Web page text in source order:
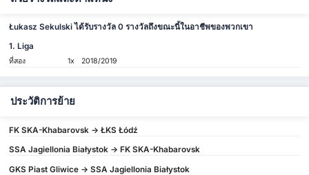
Łukasz Sekulski ได้รับรางวัล 0 รางวัลถึงขณะนี้ในอาชีพของพวกเขา
1. Liga
ที่สอง 1x 2018/2019
ประวัติการย้าย
FK SKA-Khabarovsk -> ŁKS Łódź
SSA Jagiellonia Białystok -> FK SKA-Khabarovsk
GKS Piast Gliwice -> SSA Jagiellonia Białystok